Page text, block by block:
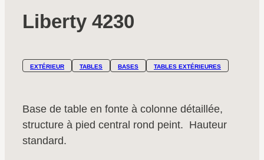
Liberty 4230
EXTÉRIEUR TABLES BASES TABLES EXTÉRIEURES
Base de table en fonte à colonne détaillée,
structure à pied central rond peint. Hauteur
standard.